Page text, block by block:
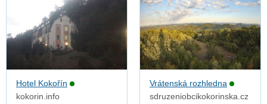
Hotel Kokořín
kokorin.info
Vrátenská rozhledna
sdruzeniobcikokorinska.cz